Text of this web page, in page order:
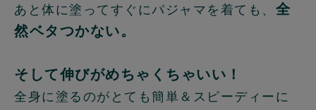
あと体に塗ってすぐにパジャマを着ても、 全
然ベタつかない。
そして伸びがめちゃくちゃいい！
全身に塗るのがとても簡単＆スピーディーに